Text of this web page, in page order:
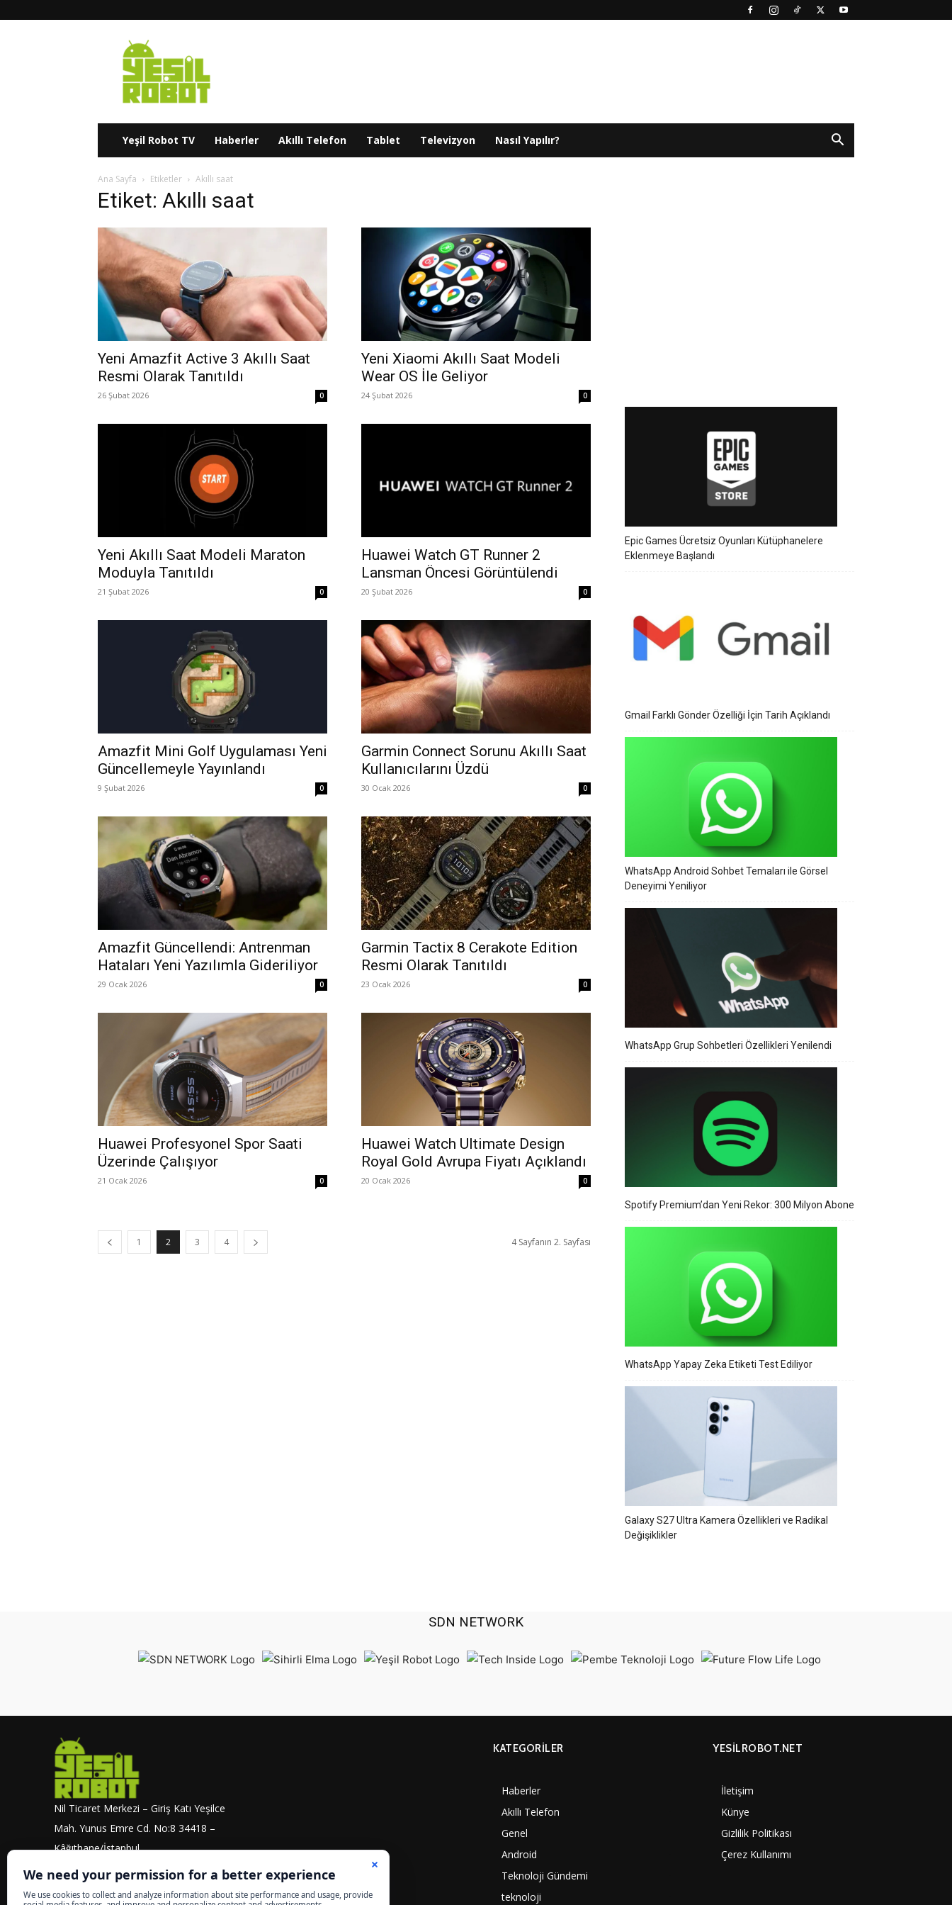
Yeşil
Robot
Yeşil Robot TV Haberler Akıllı Telefon Tablet Televizyon Nasıl Yapılır?
Ana Sayfa Etiketler Akıllı saat
Etiket: Akıllı saat
Yeni Amazfit Active 3 Akıllı Saat
Resmi Olarak Tanıtıldı
26 Şubat 2026 0
Yeni Xiaomi Akıllı Saat Modeli
Wear OS İle Geliyor
24 Şubat 2026 0
Yeni Akıllı Saat Modeli Maraton
Moduyla Tanıtıldı
21 Şubat 2026 0
Huawei Watch GT Runner 2
Lansman Öncesi Görüntülendi
20 Şubat 2026 0
Amazfit Mini Golf Uygulaması Yeni
Güncellemeyle Yayınlandı
9 Şubat 2026 0
Garmin Connect Sorunu Akıllı Saat
Kullanıcılarını Üzdü
30 Ocak 2026 0
Amazfit Güncellendi: Antrenman
Hataları Yeni Yazılımla Gideriliyor
29 Ocak 2026 0
Garmin Tactix 8 Cerakote Edition
Resmi Olarak Tanıtıldı
23 Ocak 2026 0
Huawei Profesyonel Spor Saati
Üzerinde Çalışıyor
21 Ocak 2026 0
Huawei Watch Ultimate Design
Royal Gold Avrupa Fiyatı Açıklandı
20 Ocak 2026 0
1 2 3 4 4 Sayfanın 2. Sayfası
Epic Games Ücretsiz Oyunları Kütüphanelere
Eklenmeye Başlandı
Gmail Farklı Gönder Özelliği İçin Tarih Açıklandı
WhatsApp Android Sohbet Temaları ile Görsel
Deneyimi Yeniliyor
WhatsApp Grup Sohbetleri Özellikleri Yenilendi
Spotify Premium’dan Yeni Rekor: 300 Milyon Abone
WhatsApp Yapay Zeka Etiketi Test Ediliyor
Galaxy S27 Ultra Kamera Özellikleri ve Radikal
Değişiklikler
SDN NETWORK
Nil Ticaret Merkezi – Giriş Katı Yeşilce
Mah. Yunus Emre Cd. No:8 34418 –
Kâğıthane/İstanbul
KATEGORILER
Haberler
Akıllı Telefon
Genel
Android
Teknoloji Gündemi
teknoloji
YESİLROBOT.NET
İletişim
Künye
Gizlilik Politikası
Çerez Kullanımı